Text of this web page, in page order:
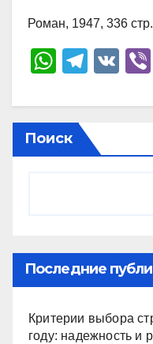
Роман, 1947, 336
W
at
s
A
T
e
gr
a
V
Поиск
Последние
Критерии выбора
году: надежность и